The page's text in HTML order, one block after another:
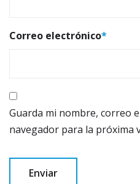
Correo electrónico*
Guarda mi nombre, correo
navegador para la próxima